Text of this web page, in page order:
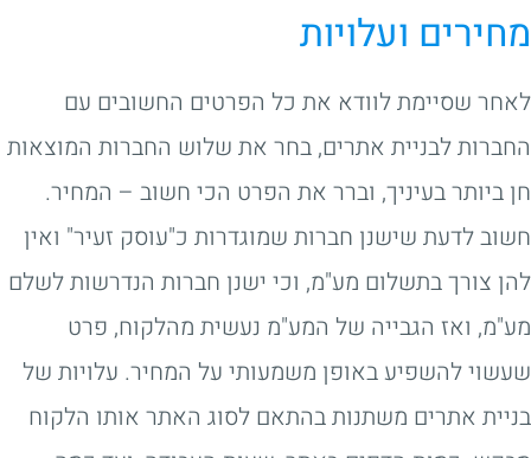
מחירים ועלויות
לאחר שסיימת לוודא את כל הפרטים החשובים עם
החברות לבניית אתרים, בחר את שלוש החברות המוצאות
חן ביותר בעיניך, וברר את הפרט הכי חשוב – המחיר.
חשוב לדעת שישנן חברות שמוגדרות כ"עוסק זעיר" ואין
להן צורך בתשלום מע"מ, וכי ישנן חברות הנדרשות לשלם
מע"מ, ואז הגבייה של המע"מ נעשית מהלקוח, פרט
שעשוי להשפיע באופן משמעותי על המחיר. עלויות של
בניית אתרים משתנות בהתאם לסוג האתר אותו הלקוח